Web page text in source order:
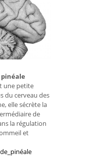
une petite
du cerveau des
elle sécrète la
de
la régulation
et